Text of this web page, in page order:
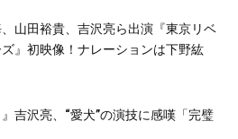
山田裕貴、吉沢亮ら出演『東京リベ
ズ』初映像！ナレーションは下野紘
』吉沢亮、“愛⽝”の演技に感嘆「完璧